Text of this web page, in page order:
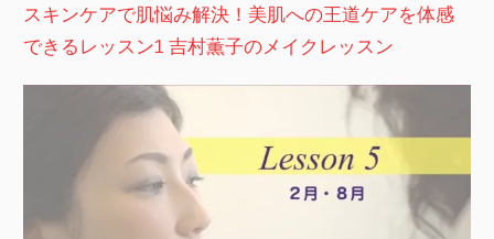
スキンケアで肌悩み解決！美肌への王道ケアを体感
できるレッスン1 吉村薫子のメイクレッスン